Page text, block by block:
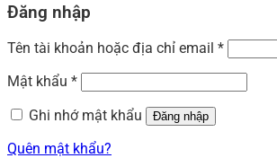
Đăng nhập
Tên tài khoản hoặc địa chỉ email *
Mật khẩu *
Ghi nhớ mật khẩu
Đăng nhập
Quên mật khẩu?